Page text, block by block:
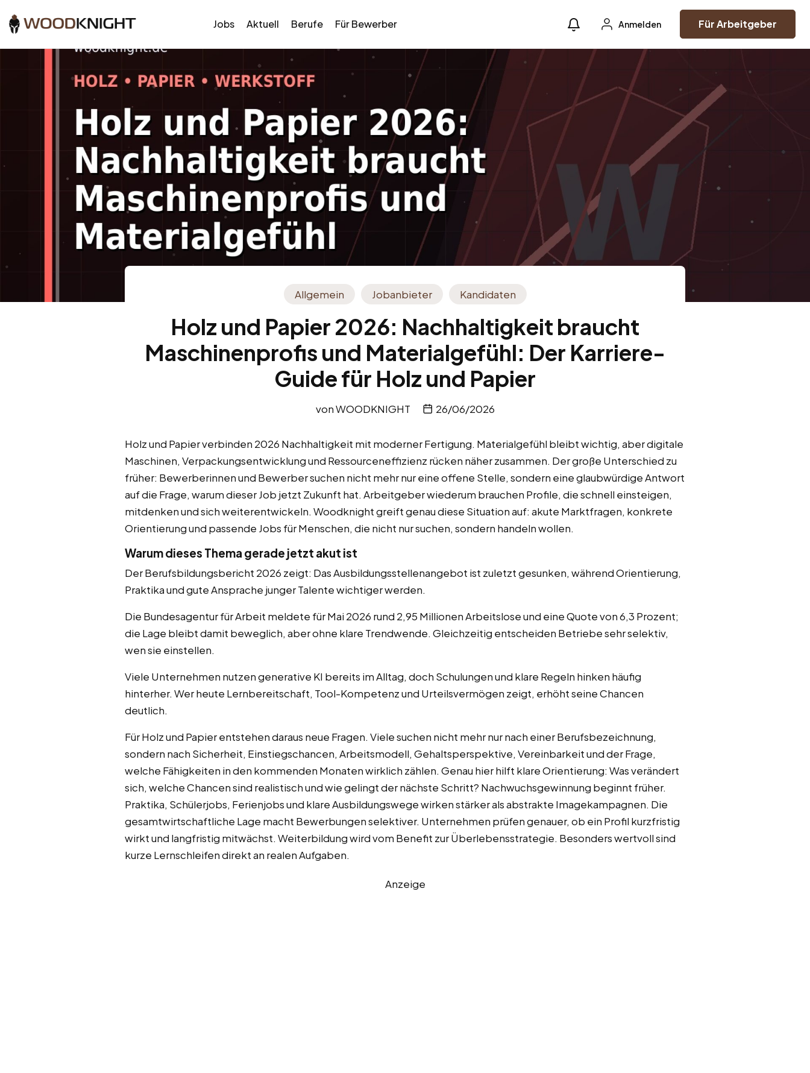
Jobs Aktuell Berufe Für Bewerber Anmelden Für Arbeitgeber
Allgemein Jobanbieter Kandidaten
Holz und Papier 2026: Nachhaltigkeit braucht
Maschinenprofis und Materialgefühl: Der Karriere-
Guide für Holz und Papier
vonWOODKNIGHT 26/06/2026
Holz und Papier verbinden 2026 Nachhaltigkeit mit moderner Fertigung. Materialgefühl bleibt wichtig, aber digitale
Maschinen, Verpackungsentwicklung und Ressourceneffizienz rücken näher zusammen. Der große Unterschied zu
früher: Bewerberinnen und Bewerber suchen nicht mehr nur eine offene Stelle, sondern eine glaubwürdige Antwort
auf die Frage, warum dieser Job jetzt Zukunft hat. Arbeitgeber wiederum brauchen Profile, die schnell einsteigen,
mitdenken und sich weiterentwickeln. Woodknight greift genau diese Situation auf: akute Marktfragen, konkrete
Orientierung und passende Jobs für Menschen, die nicht nur suchen, sondern handeln wollen.
Warum dieses Thema gerade jetzt akut ist
Der Berufsbildungsbericht 2026 zeigt: Das Ausbildungsstellenangebot ist zuletzt gesunken, während Orientierung,
Praktika und gute Ansprache junger Talente wichtiger werden.
Die Bundesagentur für Arbeit meldete für Mai 2026 rund 2,95 Millionen Arbeitslose und eine Quote von 6,3 Prozent;
die Lage bleibt damit beweglich, aber ohne klare Trendwende. Gleichzeitig entscheiden Betriebe sehr selektiv,
wen sie einstellen.
Viele Unternehmen nutzen generative KI bereits im Alltag, doch Schulungen und klare Regeln hinken häufig
hinterher. Wer heute Lernbereitschaft, Tool-Kompetenz und Urteilsvermögen zeigt, erhöht seine Chancen
deutlich.
Für Holz und Papier entstehen daraus neue Fragen. Viele suchen nicht mehr nur nach einer Berufsbezeichnung,
sondern nach Sicherheit, Einstiegschancen, Arbeitsmodell, Gehaltsperspektive, Vereinbarkeit und der Frage,
welche Fähigkeiten in den kommenden Monaten wirklich zählen. Genau hier hilft klare Orientierung: Was verändert
sich, welche Chancen sind realistisch und wie gelingt der nächste Schritt? Nachwuchsgewinnung beginnt früher.
Praktika, Schülerjobs, Ferienjobs und klare Ausbildungswege wirken stärker als abstrakte Imagekampagnen. Die
gesamtwirtschaftliche Lage macht Bewerbungen selektiver. Unternehmen prüfen genauer, ob ein Profil kurzfristig
wirkt und langfristig mitwächst. Weiterbildung wird vom Benefit zur Überlebensstrategie. Besonders wertvoll sind
kurze Lernschleifen direkt an realen Aufgaben.
Anzeige